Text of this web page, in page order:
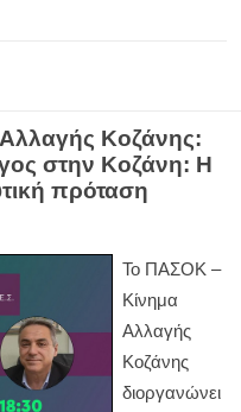
Κοζάνης:
στην Κοζάνη: Η
πρόταση
To ΠΑΣΟΚ –
Κίνημα
Αλλαγής
Κοζάνης
διοργανώνει